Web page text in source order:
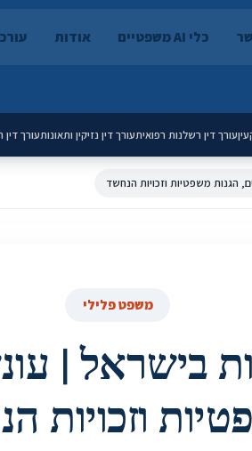
כלי AI משפטיים אודות
עורך דין רשלנות רפואיתעורך דין נזיקין ותאונותעורך
הגנות משפטיות וזכויות הנחשד
משפט פלילי
בישראל |
וזכויות